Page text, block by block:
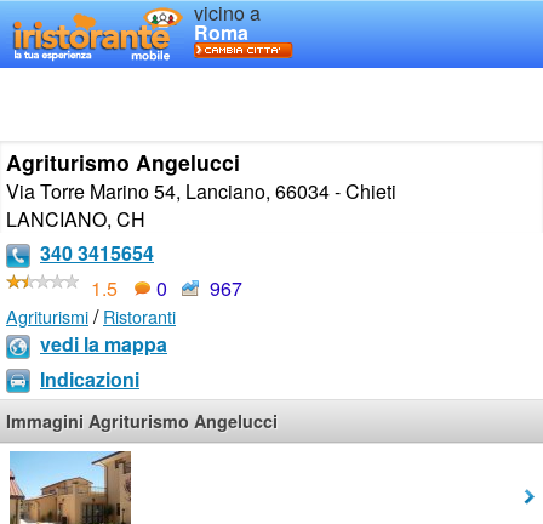
vicino a
Roma
Agriturismo Angelucci
Via Torre Marino 54, Lanciano, 66034 - Chieti
LANCIANO, CH
340 3415654
1.5
0 967
Agriturismi/Ristoranti
vedi la mappa
Indicazioni
Immagini Agriturismo Angelucci